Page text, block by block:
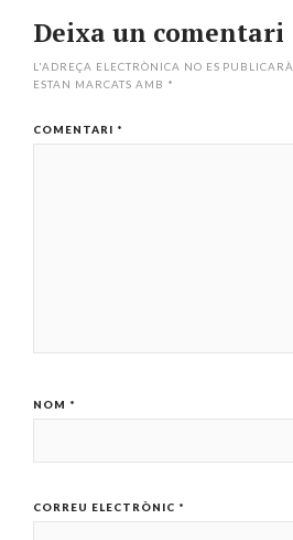
Deixa un comentari
L'ADREÇA ELECTRÒNICA NO ES PUBLICARÀ.
ESTAN MARCATS AMB *
COMENTARI *
NOM *
CORREU ELECTRÒNIC *